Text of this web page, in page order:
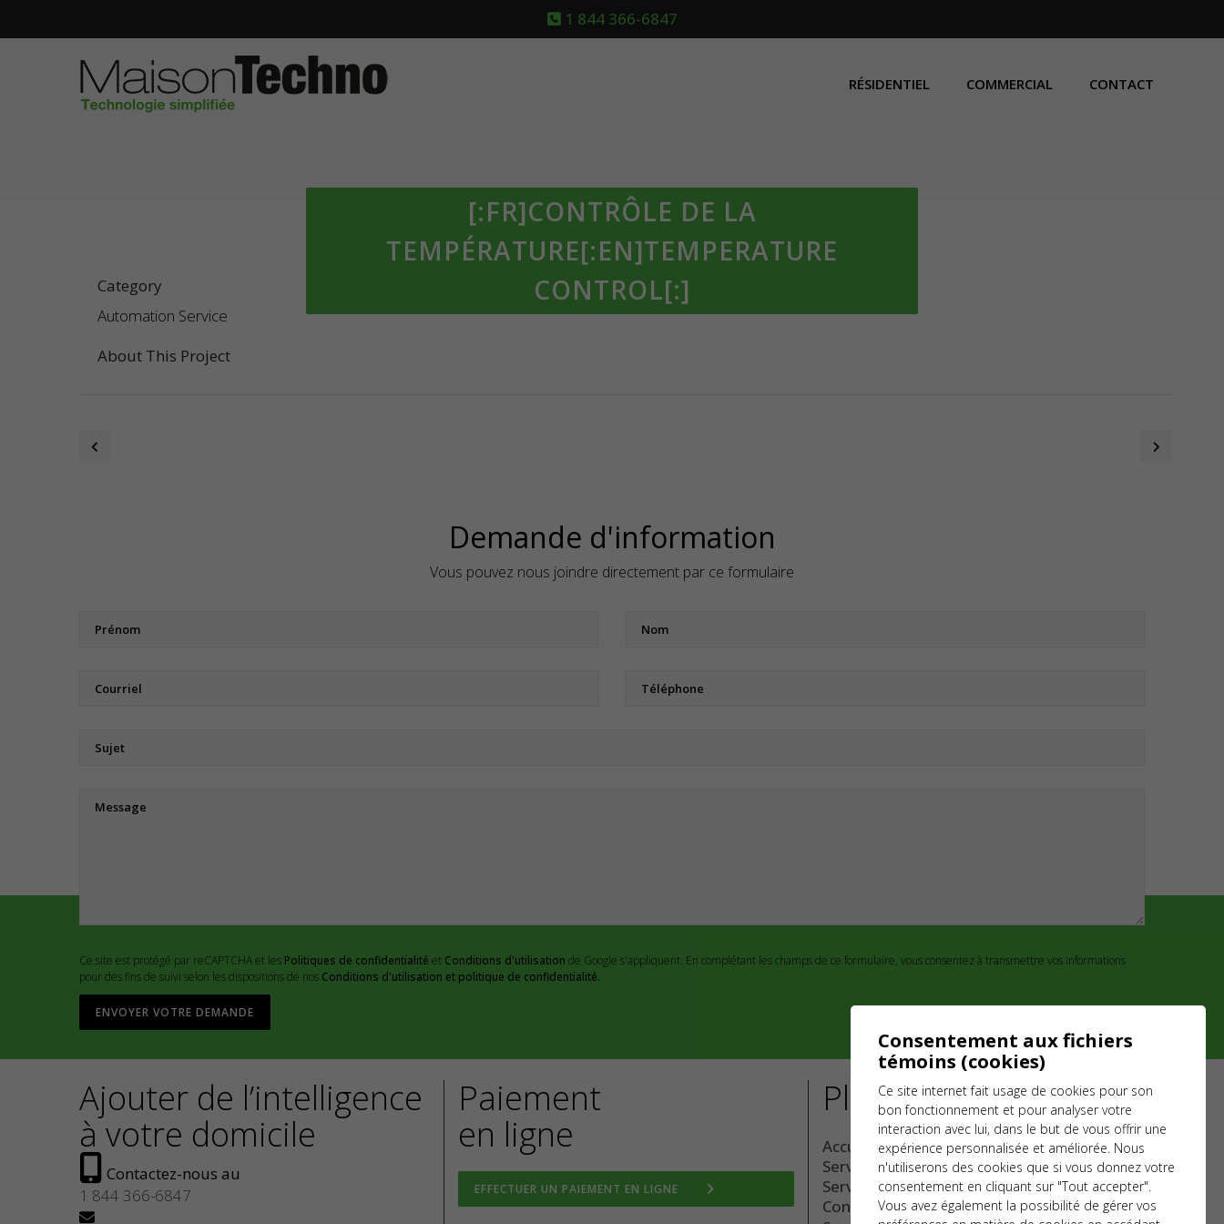
1 844 366-6847
RÉSIDENTIEL COMMERCIAL CONTACT
[:FR]CONTRÔLE DE LA
TEMPÉRATURE[:EN]TEMPERATURE
CONTROL[:]
Category
Automation Service
About This Project
Demande d'information
Vous pouvez nous joindre directement par ce formulaire
Ce site est protégé par reCAPTCHA et les Politiques de confidentialité et Conditions d'utilisation de Google s'appliquent. En complétant les champs de ce formulaire, vous consentez à transmettre vos informations
pour des fins de suivi selon les dispositions de nos Conditions d'utilisation et politique de confidentialité.
Ajouter de l’intelligence
à votre domicile
Contactez-nous au
1 844 366-6847
Paiement
en ligne
EFFECTUER UN PAIEMENT EN LIGNE
Plan du site
Accueil
Services résidentiels
Services commerciaux
Contactez-nous
Consentement aux fichiers
témoins (cookies)
Ce site internet fait usage de cookies pour son
bon fonctionnement et pour analyser votre
interaction avec lui, dans le but de vous offrir une
expérience personnalisée et améliorée. Nous
n'utiliserons des cookies que si vous donnez votre
consentement en cliquant sur "Tout accepter".
Vous avez également la possibilité de gérer vos